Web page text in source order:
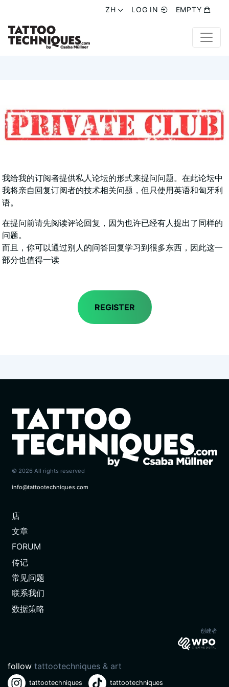
ZH LOG IN EMPTY
ZH LOG IN EMPTY
我给我的订阅者提供私人论坛的形式来提问问题。在此论坛中
我将亲自回复订阅者的技术相关问题，但只使用英语和匈牙利
语。
在提问前请先阅读评论回复，因为也许已经有人提出了同样的
问题。
而且，你可以通过别人的问答回复学习到很多东西，因此这一
部分也值得一读
REGISTER
© 2026 All rights reserved
info@tattootechniques.com
店
文章
FORUM
传记
常见问题
联系我们
数据策略
创建者
follow tattootechniques & art
tattootechniques tattootechniques